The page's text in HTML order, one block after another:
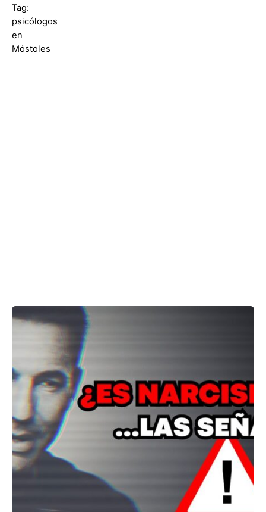
Tag:
psicólogos
en
Móstoles
Posted by
ABC
Psicólogos